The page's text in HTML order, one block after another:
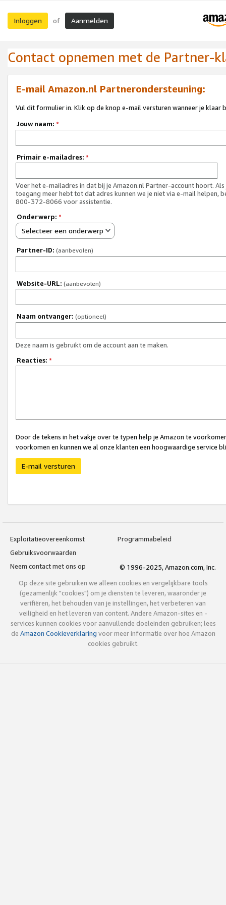
Inloggen of Aanmelden
Contact opnemen met de Partner-
E-mail Amazon.nl Partnerondersteuning:
Vul dit formulier in. Klik op de knop e-mail versturen wanneer je klaar
Jouw naam: *
Primair e-mailadres: *
Voer het e-mailadres in dat bij je Amazon.nl Partner-account hoort. Als
toegang meer hebt tot dat adres kunnen we je niet via e-mail helpen,
800-372-8066 voor assistentie.
Onderwerp: *
Selecteer een onderwerp
Partner-ID: (aanbevolen)
Website-URL: (aanbevolen)
Naam ontvanger: (optioneel)
Deze naam is gebruikt om de account aan te maken.
Reacties: *
Door de tekens in het vakje over te typen help je Amazon te
voorkomen en kunnen we al onze klanten een hoogwaardige service
E-mail versturen
Exploitatieovereenkomst
Programmabeleid
Gebruiksvoorwaarden
Neem contact met ons op
© 1996-2025, Amazon.com, Inc.
Op deze site gebruiken we alleen cookies en vergelijkbare tools
(gezamenlijk "cookies") om je diensten te leveren, waaronder je
verifiëren, het behouden van je instellingen, het verbeteren van
veiligheid en het leveren van content. Andere Amazon-sites en -
services kunnen cookies voor aanvullende doeleinden gebruiken; lees
de Amazon Cookieverklaring voor meer informatie over hoe Amazon
cookies gebruikt.